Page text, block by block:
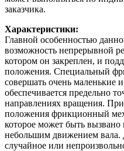
заказчика.
Характеристики:
Главной особенностью
возможность непрерывной
котором он закреплен, и
положения. Специальный
совершать очень
обеспечивается предельно
направлениях вращения.
положения фрикционный
которое может быть
небольшим движением вала.
случайное или